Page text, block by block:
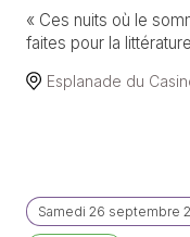
« Ces nuits où le
faites pour la
Esplanade du
Samedi 26 septembre